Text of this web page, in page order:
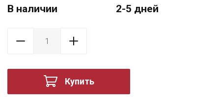
В наличии 2-5 дней
Купить